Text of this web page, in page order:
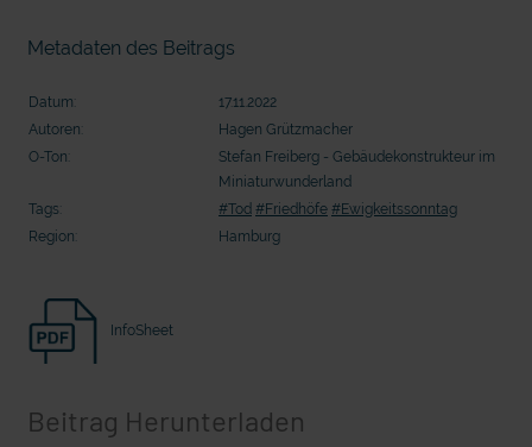
Seelsorge für Trucker: "Könige der
Landstraße" oder "Deppen der Nation"?
Metadaten des Beitrags
Datum:
17.11.2022
Autoren:
Hagen Grützmacher
O-Ton:
Stefan Freiberg - Gebäudekonstrukteur im
Miniaturwunderland
Tags:
#Tod #Friedhöfe #Ewigkeitssonntag
Region:
Hamburg
InfoSheet
Beitrag Herunterladen